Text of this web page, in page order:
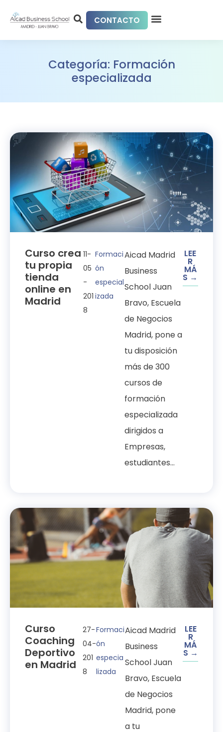
CONTACTO
Categoría: Formación
especializada
Curso crea
tu propia
tienda
online en
Madrid
11-
05
-
201
8
Formaci
ón
especial
izada
Aicad Madrid
Business
School Juan
Bravo, Escuela
de Negocios
Madrid, pone a
tu disposición
más de 300
cursos de
formación
especializada
dirigidos a
Empresas,
estudiantes...
LEE
R
MÁ
S →
Curso
Coaching
Deportivo
en Madrid
27-
04-
201
8
Formaci
ón
especia
lizada
Aicad Madrid
Business
School Juan
Bravo, Escuela
de Negocios
Madrid, pone
a tu
LEE
R
MÁ
S →